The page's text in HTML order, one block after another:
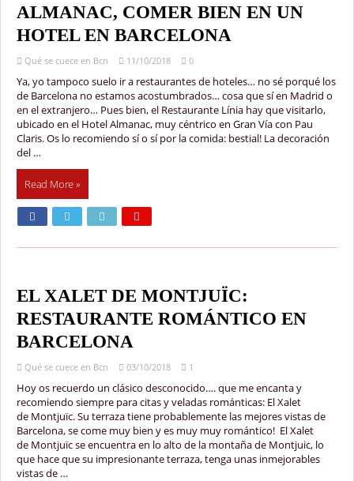
ALMANAC, COMER BIEN EN UN
HOTEL EN BARCELONA
Qué se cuece en Bcn 11/10/2018 0
Ya, yo tampoco suelo ir a restaurantes de hoteles… no sé porqué los
de Barcelona no estamos acostumbrados… cosa que sí en Madrid o
en el extranjero… Pues bien, el Restaurante Línia hay que visitarlo,
ubicado en el Hotel Almanac, muy céntrico en Gran Vía con Pau
Claris. Os lo recomiendo sí o sí por la comida: bestial! La decoración
del …
Read More »
EL XALET DE MONTJUÏC:
RESTAURANTE ROMÁNTICO EN
BARCELONA
Qué se cuece en Bcn 03/10/2018 1
Hoy os recuerdo un clásico desconocido…. que me encanta y
recomiendo siempre para citas y veladas románticas: El Xalet
de Montjuïc. Su terraza tiene probablemente las mejores vistas de
Barcelona, se come muy bien y es muy muy romántico! El Xalet
de Montjuïc se encuentra en lo alto de la montaña de Montjuic, lo
que hace que su impresionante terraza, tenga unas inmejorables
vistas de …